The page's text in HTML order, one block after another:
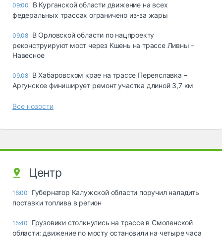
09:00
В Курганской области движение на всех
федеральных трассах ограничено из-за жары
09.08 В Орловской области по нацпроекту
реконструируют мост через Кшень на трассе Ливны –
Навесное
09.08 В Хабаровском крае на трассе Переяславка –
Аргунское финиширует ремонт участка длиной 3,7 км
Все новости
Центр
16:00
Губернатор Калужской области поручил наладить
поставки топлива в регион
15:40
Грузовики столкнулись на трассе в Смоленской
области: движение по мосту остановили на четыре часа